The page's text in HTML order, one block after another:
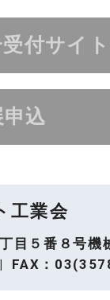
付サイ
込
工業会
目５番８号機
| FAX：